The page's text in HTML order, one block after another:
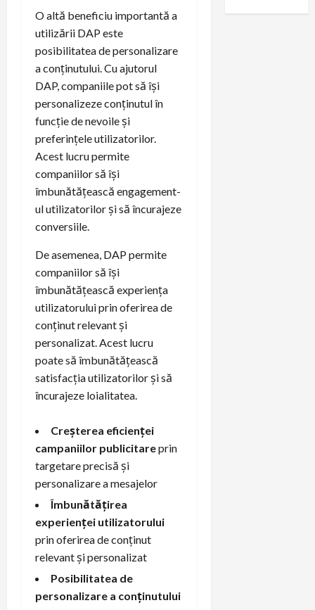
O altă beneficiu importantă a
utilizării DAP este
posibilitatea de personalizare
a conținutului. Cu ajutorul
DAP, companiile pot să își
personalizeze conținutul în
funcție de nevoile și
preferințele utilizatorilor.
Acest lucru permite
companiilor să își
îmbunătățească engagement-
ul utilizatorilor și să încurajeze
conversiile.
De asemenea, DAP permite
companiilor să își
îmbunătățească experiența
utilizatorului prin oferirea de
conținut relevant și
personalizat. Acest lucru
poate să îmbunătățească
satisfacția utilizatorilor și să
încurajeze loialitatea.
Creșterea eficienței
campaniilor publicitareprin
targetare precisă și
personalizare a mesajelor
Îmbunătățirea
experienței utilizatorului
prin oferirea de conținut
relevant și personalizat
Posibilitatea de
personalizare a conținutului